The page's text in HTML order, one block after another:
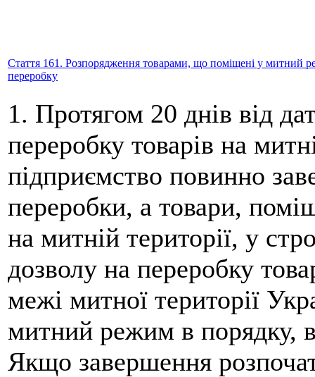
Стаття 161. Розпорядження товарами, що поміщені у митний
переробку
1. Протягом 20 днів від
переробку товарів на
підприємство повинно
переробки, а товари,
на митній території, у
дозволу на переробку
межі митної території
митний режим в порядку,
Якщо завершення